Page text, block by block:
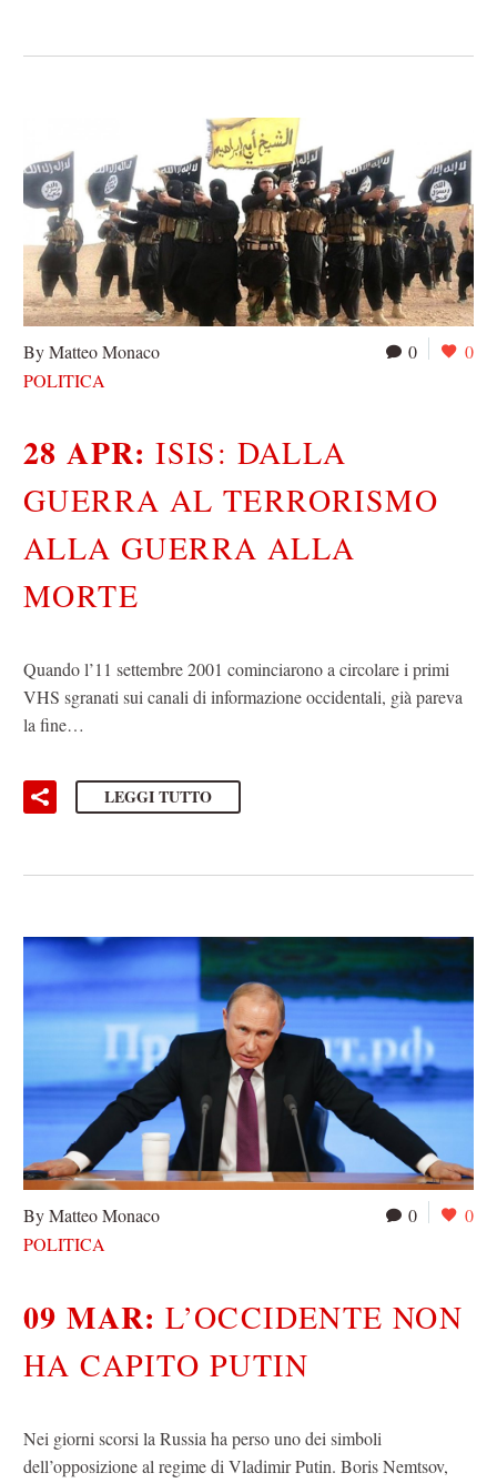
0 0
By Matteo Monaco
POLITICA
28 APR:ISIS: DALLA
GUERRA AL TERRORISMO
ALLA GUERRA ALLA
MORTE
Quando l’11 settembre 2001 cominciarono a circolare i primi
VHS sgranati sui canali di informazione occidentali, già pareva
la fine…
LEGGI TUTTO
0 0
By Matteo Monaco
POLITICA
09 MAR:L’OCCIDENTE NON
HA CAPITO PUTIN
Nei giorni scorsi la Russia ha perso uno dei simboli
dell’opposizione al regime di Vladimir Putin. Boris Nemtsov,